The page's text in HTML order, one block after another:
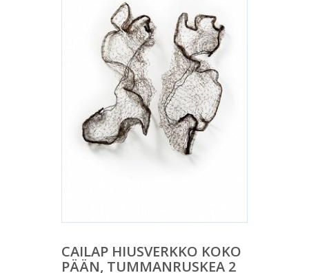
CAILAP HIUSVERKKO KOKO
PÄÄN, TUMMANRUSKEA 2